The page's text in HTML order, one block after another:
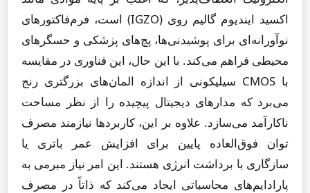
اکسید ایندیوم گالیم روی (IGZO) است، فرم‌فاکتورهای
نوآورانه‌ای برای پوشیدنی‌ها، پچ‌های پزشکی و حسگرهای
محیطی فراهم می‌کند. با این حال، این فناوری در مقایسه
با CMOS سیلیکونی از اندازه المان‌های بزرگتری رنج
می‌برد که مدارهای دیجیتال پیچیده را از نظر مساحت
ناکارآمد می‌سازد. علاوه بر این، کاربردها نیازمند مصرف
توان فوق‌العاده پایین برای افزایش عمر باتری یا
سازگاری با برداشت انرژی هستند. این امر نیاز مبرمی به
پارادایم‌های محاسباتی ایجاد می‌کند که ذاتاً در مصرف